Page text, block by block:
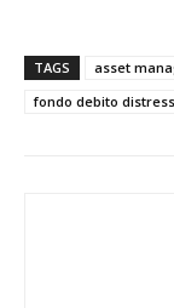
TAGS asset
fondo debito